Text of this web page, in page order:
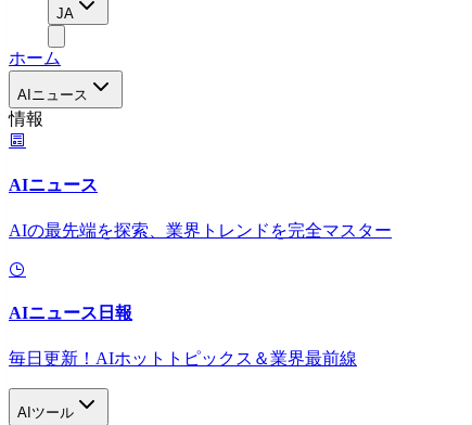
JA
ホーム
AIニュース
情報
AIニュース
AIの最先端を探索、業界トレンドを完全マスター
AIニュース日報
毎日更新！AIホットトピックス＆業界最前線
AIツール